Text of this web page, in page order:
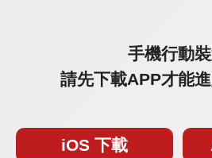
手機行動
請先下載APP才能
iOS 下載